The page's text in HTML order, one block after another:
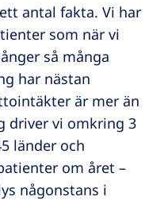
antal fakta. Vi har
som när vi
så många
har nästan
är mer än
driver vi omkring 3
länder och
om året –
någonstans i